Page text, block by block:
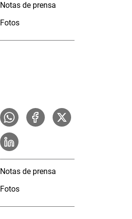
Notas de prensa
Fotos
Notas de prensa
Fotos